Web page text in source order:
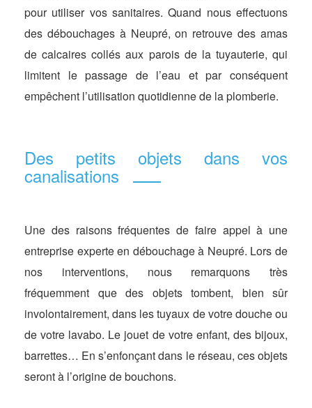
pour utiliser vos sanitaires. Quand nous effectuons
des débouchages à Neupré, on retrouve des amas
de calcaires collés aux parois de la tuyauterie, qui
limitent le passage de l’eau et par conséquent
empêchent l’utilisation quotidienne de la plomberie.
Des petits objets dans vos
canalisations
Une des raisons fréquentes de faire appel à une
entreprise experte en débouchage à Neupré. Lors de
nos interventions, nous remarquons très
fréquemment que des objets tombent, bien sûr
involontairement, dans les tuyaux de votre douche ou
de votre lavabo. Le jouet de votre enfant, des bijoux,
barrettes… En s’enfonçant dans le réseau, ces objets
seront à l’origine de bouchons.